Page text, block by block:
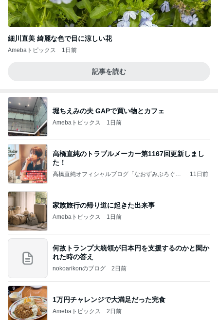
細川直美 綺麗な色で目に涼しい花
Amebaトピックス 1日前
記事を読む
堀ちえみの夫 GAPで買い物とカフェ
Amebaトピックス 1日前
高橋直純のトラブルメーカー第1167回更新しまし
た！
高橋直純オフィシャルブログ「なおずみぶろぐ」
11日前
家族旅行の帰り道に起きた出来事
Amebaトピックス 1日前
何故トランプ大統領が日本円を支援するのかと聞か
れた時の答え
nokoarikonのブログ 2日前
1万円チャレンジで大満足だった完食
Amebaトピックス 2日前